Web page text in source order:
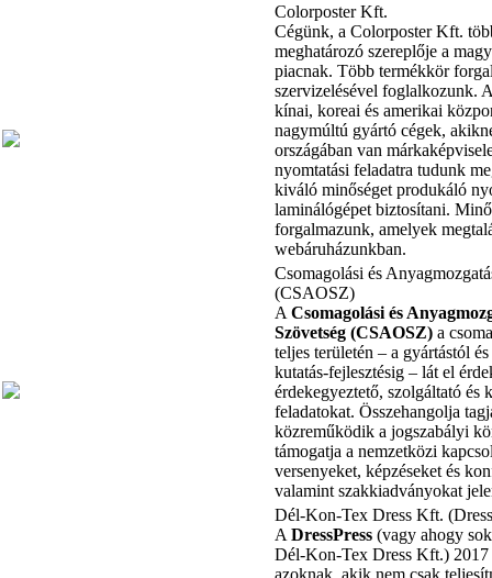
Colorposter Kft.
Cégünk, a Colorposter Kft.
meghatározó szereplője a
piacnak. Több termékkör
szervizelésével foglalkozunk.
kínai, koreai és amerikai
nagymúltú gyártó cégek,
országában van
nyomtatási feladatra tudunk
kiváló minőséget produkáló
laminálógépet biztosítani.
forgalmazunk, amelyek
webáruházunkban.
Csomagolási és
(CSAOSZ)
ACsomagolási és
Szövetség (CSAOSZ) a
teljes területén – a gyártástól
kutatás-fejlesztésig – lát el
érdekegyeztető, szolgáltató és
feladatokat. Összehangolja
közreműködik a jogszabályi
támogatja a nemzetközi
versenyeket, képzéseket és
valamint szakkiadványokat
Dél-Kon-Tex Dress Kft.
ADressPress (vagy ahogy
Dél-Kon-Tex Dress Kft.) 2017
azoknak, akik nem csak